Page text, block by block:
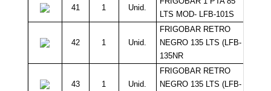
41 1 Unid.
LTS MOD- LFB-101S
42 1 Unid.
FRIGOBAR RETRO
NEGRO 135 LTS (LFB-
135NR
43 1 Unid.
FRIGOBAR RETRO
NEGRO 135 LTS (LFB-